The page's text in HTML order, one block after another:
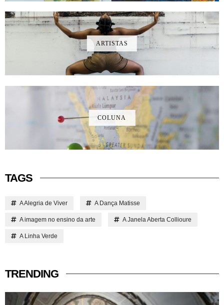
ARTISTAS
COLUNA
TAGS
A Alegria de Viver A Dança Matisse
A imagem no ensino da arte A Janela Aberta Collioure
A Linha Verde
TRENDING